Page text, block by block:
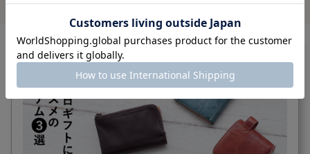
2022年5月31日